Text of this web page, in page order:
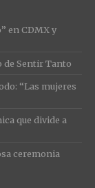
en CDMX y
de Sentir Tanto
“Las mujeres
que divide a
ceremonia